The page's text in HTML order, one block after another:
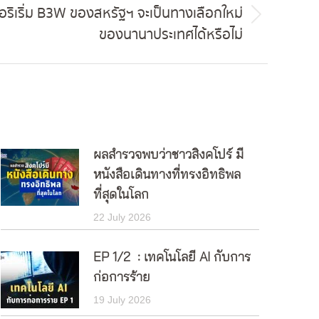
เริ่ม B3W ของสหรัฐฯ จะเป็นทางเลือกใหม่
ของนานาประเทศได้หรือไม่
ผลสำรวจพบว่าชาวสิงคโปร์ มี
หนังสือเดินทางที่ทรงอิทธิพล
ที่สุดในโลก
22 July 2026
EP 1/2 : เทคโนโลยี AI กับการ
ก่อการร้าย
19 July 2026